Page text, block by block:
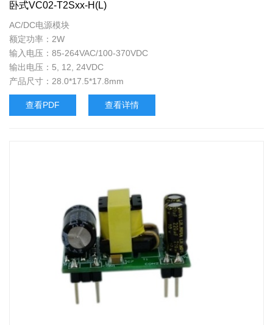
卧式VC02-T2Sxx-H(L)
AC/DC电源模块
额定功率：2W
输入电压：85-264VAC/100-370VDC
输出电压：5, 12, 24VDC
产品尺寸：28.0*17.5*17.8mm
查看PDF 查看详情